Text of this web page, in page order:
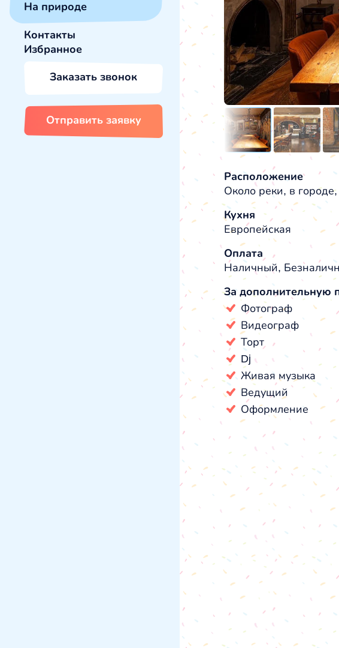
На природе
Контакты
Избранное
Заказать звонок
Отправить заявку
Расположение
Около реки, в
Кухня
Европейская
Оплата
Наличный,
За дополнительную
Фотограф
Видеограф
Торт
Dj
Живая музыка
Ведущий
Оформление